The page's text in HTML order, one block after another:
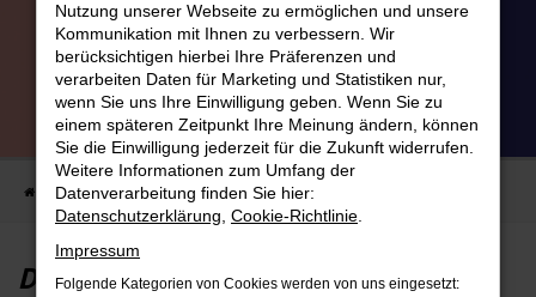
Der Fiat 5plus Service
Verschleißreparaturen zum Komplettpreis
Startseite PKW Werkstatt & Service Der Fiat 5plus Service
Der Fiat 5plus Service
Nutzung unserer Webseite zu ermöglichen und unsere
Kommunikation mit Ihnen zu verbessern. Wir
berücksichtigen hierbei Ihre Präferenzen und
verarbeiten Daten für Marketing und Statistiken nur,
wenn Sie uns Ihre Einwilligung geben. Wenn Sie zu
einem späteren Zeitpunkt Ihre Meinung ändern, können
Sie die Einwilligung jederzeit für die Zukunft widerrufen.
Weitere Informationen zum Umfang der
Datenverarbeitung finden Sie hier:
Datenschutzerklärung Cookie-Richtlinie
Impressum
Folgende Kategorien von Cookies werden von uns eingesetzt: